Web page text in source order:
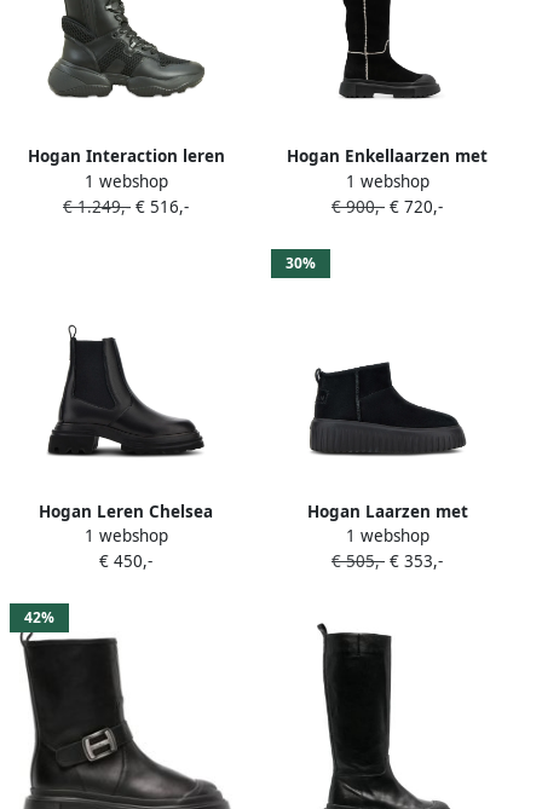
Hogan Interaction leren
laarzen Zwart
1 webshop
€ 1.249,- € 516,-
Hogan Enkellaarzen met
lammy detail Zwart
1 webshop
€ 900,- € 720,-
Hogan Leren Chelsea
enkellaarzen Zwart
1 webshop
€ 450,-
30%
Hogan Laarzen met
logoprint Zwart
1 webshop
€ 505,- € 353,-
42%